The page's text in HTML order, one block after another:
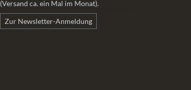
(Versand ca. ein Mal im Monat).
Zur Newsletter-Anmeldung